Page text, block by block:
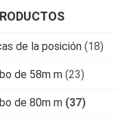
de la posición (18)
de 58m m (23)
de 80m m (37)